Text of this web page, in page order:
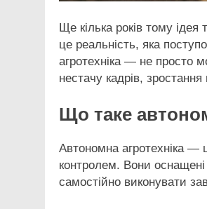
Ще кілька років тому
це реальність, яка
агротехніка — не просто
нестачу кадрів,
Що таке
Автономна агротехніка
контролем. Вони
самостійно виконувати